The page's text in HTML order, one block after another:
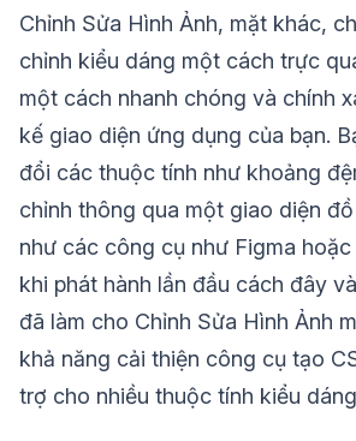
Chỉnh Sửa Hình Ảnh, mặt khác,
chỉnh kiểu dáng một cách trực
một cách nhanh chóng và chính
kế giao diện ứng dụng của bạn.
đổi các thuộc tính như khoảng
chỉnh thông qua một giao diện
như các công cụ như Figma
khi phát hành lần đầu cách đây
đã làm cho Chỉnh Sửa Hình Ảnh
khả năng cải thiện công cụ tạo
trợ cho nhiều thuộc tính kiểu